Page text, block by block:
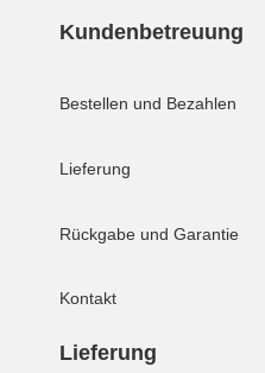
Kundenbetreuung
Bestellen und Bezahlen
Lieferung
Rückgabe und Garantie
Kontakt
Lieferung